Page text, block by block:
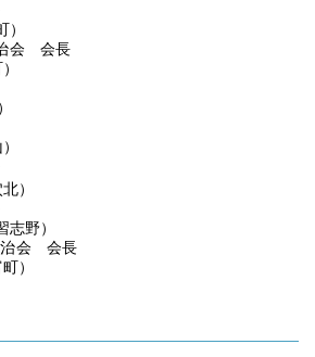
会 会長
）
野）
治会 会長
）